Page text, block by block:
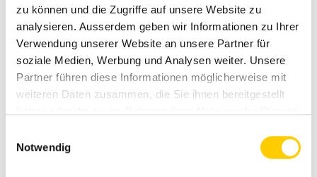
zu können und die Zugriffe auf unsere Website zu
analysieren. Ausserdem geben wir Informationen zu Ihrer
Verwendung unserer Website an unsere Partner für
soziale Medien, Werbung und Analysen weiter. Unsere
Partner führen diese Informationen möglicherweise mit
weiteren Daten zusammen, die Sie ihnen bereitgestellt
Notwendig
persönlich zu treffen!
Mehr Infos: transport.ch/de
Profitiere schon jetzt mit unserem transport.ch-
Messerabatt: